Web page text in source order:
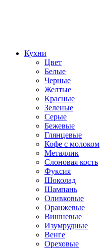
Кухни
Цвет
Белые
Черные
Желтые
Красные
Зеленые
Серые
Бежевые
Глянцевые
Кофе с молоком
Металлик
Слоновая кость
Фуксия
Шоколад
Шампань
Оливковые
Оранжевые
Вишневые
Изумрудные
Венге
Ореховые